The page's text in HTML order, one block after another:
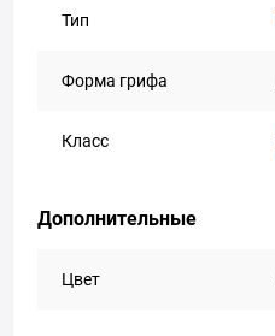
Тип
Форма грифа
Класс
Дополнительные
Цвет